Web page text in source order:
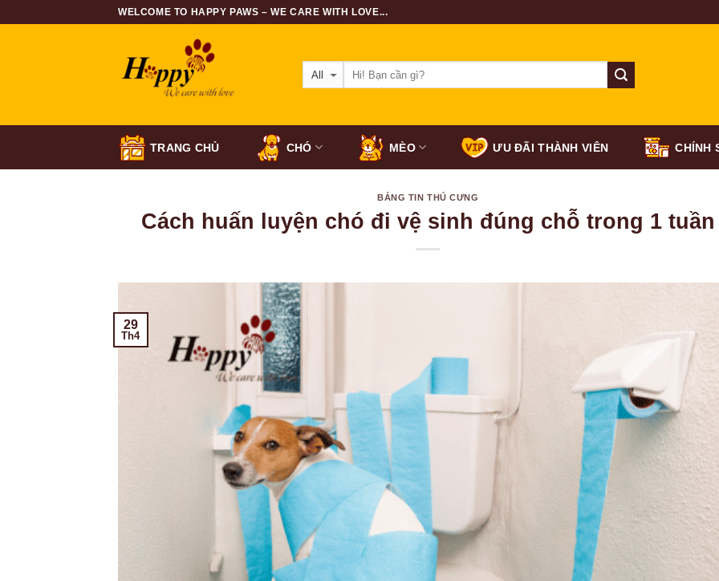
WELCOME TO HAPPY PAWS – WE CARE WITH LOVE...
TRANG CHỦ CHÓ MÈO ƯU ĐÃI THÀNH VIÊN CHÍNH
BẢNG TIN THÚ CƯNG
Cách huấn luyện chó đi vệ sinh đúng chỗ trong 1 tuần
29
Th4